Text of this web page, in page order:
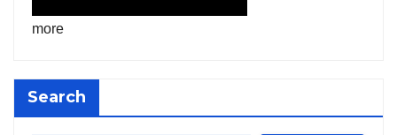
more
Search